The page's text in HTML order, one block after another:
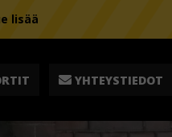
lisää
YHTEYSTIEDOT